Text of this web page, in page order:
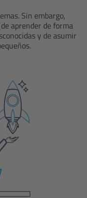
Sin embargo,
aprender de forma
y de asumir